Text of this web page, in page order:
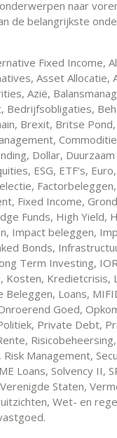
naar
de belangrijkste
Fixed Income,
Asset Allocatie,
Azië,
Bedrijfsobligaties,
Brexit, Britse Pond,
Dollar,
ESG, ETF’s,
Fixed Income,
Funds, High Yield,
Impact beleggen,
Bonds,
Term Investing,
Kosten, Kredietcrisis,
Beleggen, Loans,
Goed,
Private Debt,
Risicobeheersing,
Management,
Loans, Solvency II,
Staten,
Wet- en